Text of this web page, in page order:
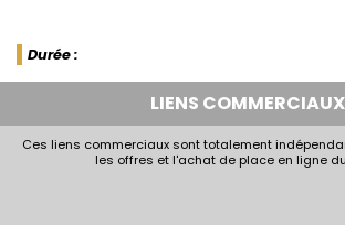
Durée :
LIENS COMMERCIAUX
Ces liens commerciaux sont totalement
les offres et l'achat de place en ligne